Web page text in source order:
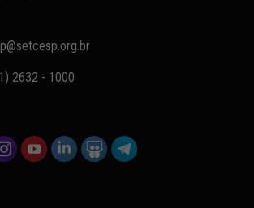
2632 - 1000